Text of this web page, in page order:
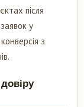
після
у
з